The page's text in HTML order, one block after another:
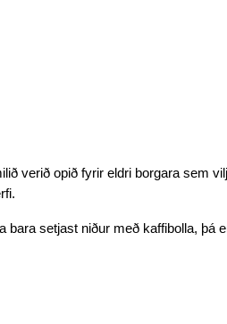
verið opið fyrir eldri borgara sem
setjast niður með kaffibolla, þá